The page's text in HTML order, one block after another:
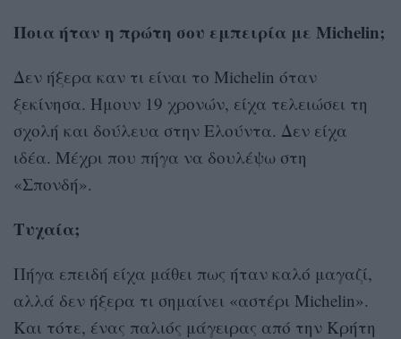
Ποια ήταν η πρώτη σου εμπειρία με Michelin;
Δεν ήξερα καν τι είναι το Michelin όταν
ξεκίνησα. Ήμουν 19 χρονών, είχα τελειώσει τη
σχολή και δούλευα στην Ελούντα. Δεν είχα
ιδέα. Μέχρι που πήγα να δουλέψω στη
«Σπονδή».
Τυχαία;
Πήγα επειδή είχα μάθει πως ήταν καλό μαγαζί,
αλλά δεν ήξερα τι σημαίνει «αστέρι Michelin».
Και τότε, ένας παλιός μάγειρας από την Κρήτη